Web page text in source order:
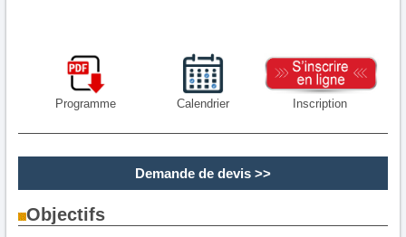
Programme Calendrier Inscription
Demande de devis >>
Objectifs